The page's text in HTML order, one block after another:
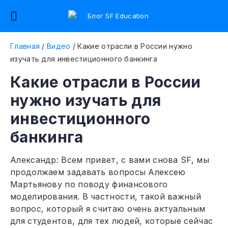
Главная /Видео /Какие отрасли в России нужно
изучать для инвестиционного банкинга
Какие отрасли в России
нужно изучать для
инвестиционного
банкинга
Александр: Всем привет, с вами снова SF, мы
продолжаем задавать вопросы Алексею
Мартьянову по поводу финансового
моделирования. В частности, такой важный
вопрос, который я считаю очень актуальным
для студентов, для тех людей, которые сейчас